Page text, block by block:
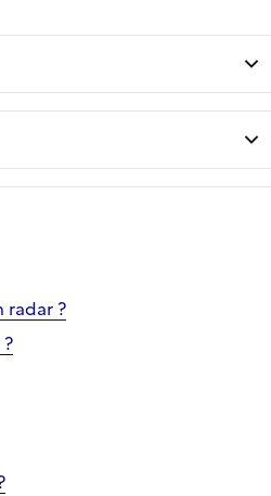
radar ?